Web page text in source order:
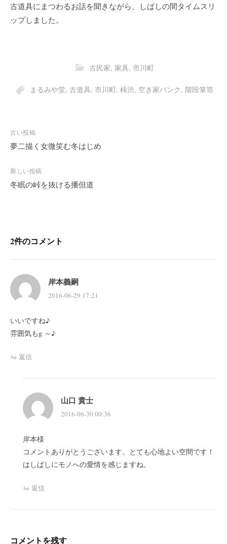
古道具にまつわるお話を聞きながら、しばしの間タイムスリ
ップしました。
古民家, 家具, 市川町
まるみや堂, 古道具, 市川町, 柿渋, 空き家バンク, 階段箪笥
投
稿
ビ
ゲ
ン
古い投稿
夢二描く女微笑む冬はじめ
新しい投稿
冬眠の峠を抜ける播但道
2件のコメント
岸本義嗣
2016-06-29 17:21
いいですね♪
雰囲気もg ～♪
返信
山口 貴士
2016-06-30 00:36
岸本様
コメントありがとうございます。とても心地よい空間です！
はしばしにモノへの愛情を感じますね。
返信
コメントを残す